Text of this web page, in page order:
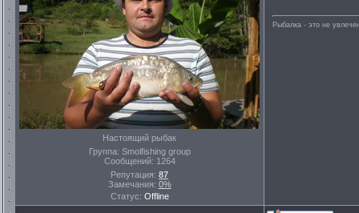
Настоящий рыбак
Группа: Smolfishing group
Сообщений: 1264
Репутация: 87
Замечания: 0%
Статус: Offline
Рыбалка - это не